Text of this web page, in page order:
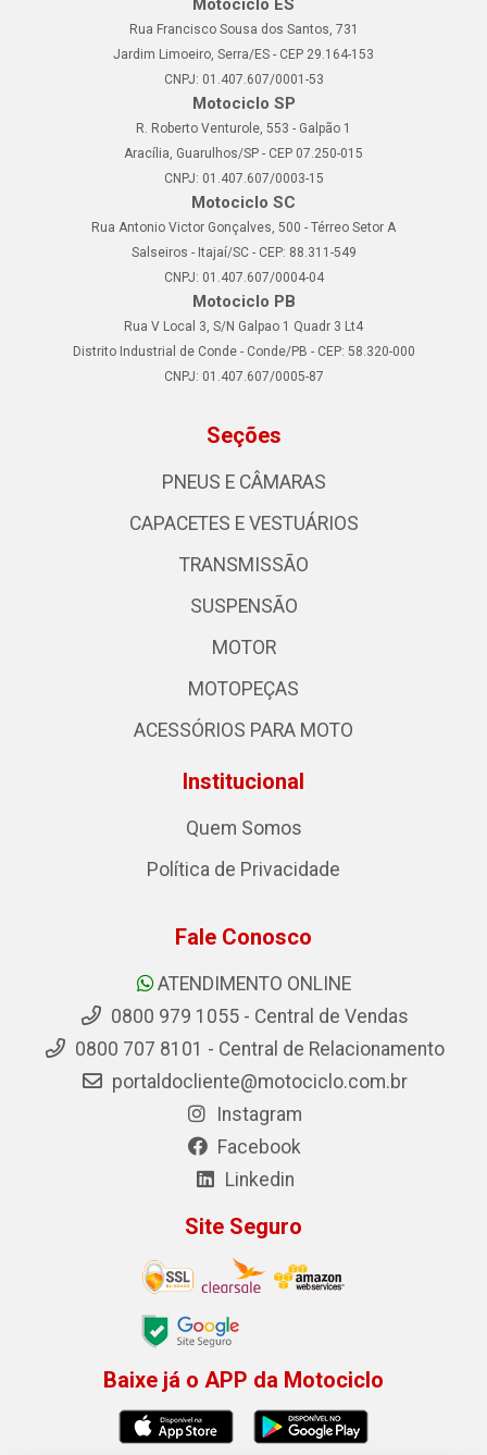
Motociclo ES
Rua Francisco Sousa dos Santos, 731
Jardim Limoeiro, Serra/ES - CEP 29.164-153
CNPJ: 01.407.607/0001-53
Motociclo SP
R. Roberto Venturole, 553 - Galpão 1
Aracília, Guarulhos/SP - CEP 07.250-015
CNPJ: 01.407.607/0003-15
Motociclo SC
Rua Antonio Victor Gonçalves, 500 - Térreo Setor A
Salseiros - Itajaí/SC - CEP: 88.311-549
CNPJ: 01.407.607/0004-04
Motociclo PB
Rua V Local 3, S/N Galpao 1 Quadr 3 Lt4
Distrito Industrial de Conde - Conde/PB - CEP: 58.320-000
CNPJ: 01.407.607/0005-87
Seções
PNEUS E CÂMARAS
CAPACETES E VESTUÁRIOS
TRANSMISSÃO
SUSPENSÃO
MOTOR
MOTOPEÇAS
ACESSÓRIOS PARA MOTO
Institucional
Quem Somos
Política de Privacidade
Fale Conosco
ATENDIMENTO ONLINE
0800 979 1055 - Central de Vendas
0800 707 8101 - Central de Relacionamento
portaldocliente@motociclo.com.br
Instagram
Facebook
Linkedin
Site Seguro
Baixe já o APP da Motociclo